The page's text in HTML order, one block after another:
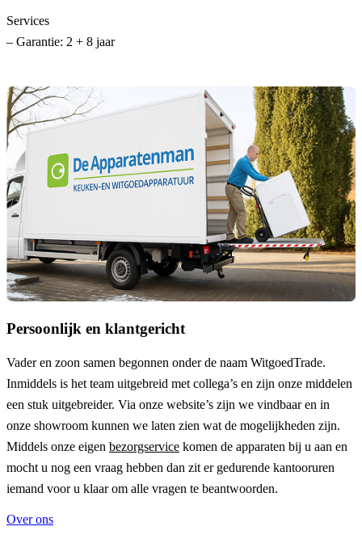
Services
– Garantie: 2 + 8 jaar
Persoonlijk en klantgericht
Vader en zoon samen begonnen onder de naam WitgoedTrade.
Inmiddels is het team uitgebreid met collega’s en zijn onze middelen
een stuk uitgebreider. Via onze website’s zijn we vindbaar en in
onze showroom kunnen we laten zien wat de mogelijkheden zijn.
Middels onze eigen bezorgservice komen de apparaten bij u aan en
mocht u nog een vraag hebben dan zit er gedurende kantooruren
iemand voor u klaar om alle vragen te beantwoorden.
Over ons